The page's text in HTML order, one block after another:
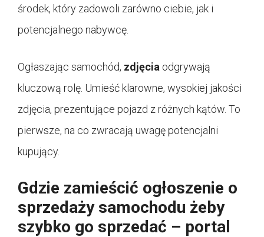
środek, który zadowoli zarówno ciebie, jak i
potencjalnego nabywcę.
Ogłaszając samochód, zdjęcia odgrywają
kluczową rolę. Umieść klarowne, wysokiej jakości
zdjęcia, prezentujące pojazd z różnych kątów. To
pierwsze, na co zwracają uwagę potencjalni
kupujący.
Gdzie zamieścić ogłoszenie o
sprzedaży samochodu żeby
szybko go sprzedać – portal